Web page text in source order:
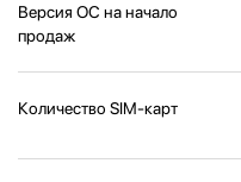
Версия ОС на начало
продаж
Количество SIM-карт